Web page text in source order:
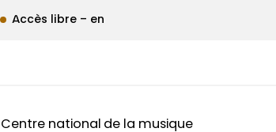
Accès libre – en
Centre national de la musique